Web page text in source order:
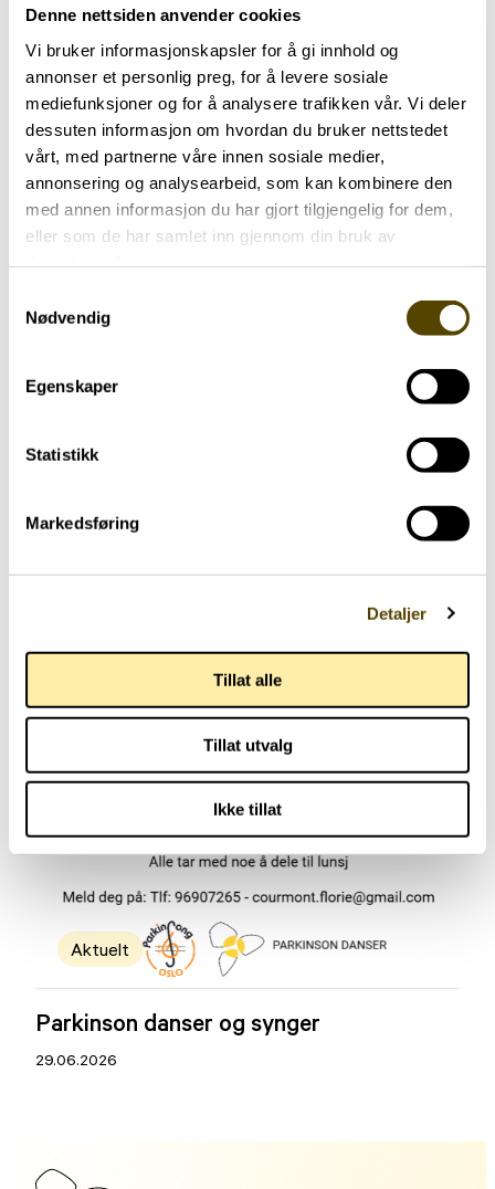
Denne nettsiden anvender cookies
Vi bruker informasjonskapsler for å gi innhold og
annonser et personlig preg, for å levere sosiale
mediefunksjoner og for å analysere trafikken vår. Vi deler
dessuten informasjon om hvordan du bruker nettstedet
vårt, med partnerne våre innen sosiale medier,
annonsering og analysearbeid, som kan kombinere den
med annen informasjon du har gjort tilgjengelig for dem,
eller som de har samlet inn gjennom din bruk av
Nødvendig
Egenskaper
Statistikk
Markedsføring
Detaljer
Tillat alle
Tillat utvalg
Ikke tillat
Arendalsuka 2026
03.07.2026
Aktuelt
02.07.2026
Aktuelt
Parkinson danser og synger
29.06.2026